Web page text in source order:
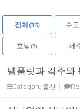
전체(36) 수
호남(7) 제
템플릿과 각주와
Category 울산